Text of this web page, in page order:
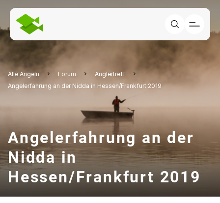
Alle Angeln Forum
Anglertreff
Angelerfahrung an der Nidda in Hessen/Frankfurt 2019
Angelerfahrung an der
Nidda in
Hessen/Frankfurt 2019